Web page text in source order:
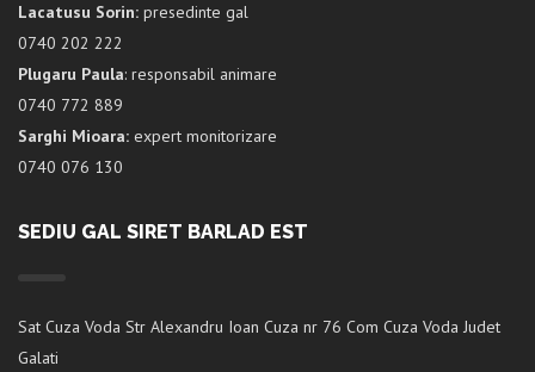
Lacatusu Sorin: presedinte gal
0740 202 222
Plugaru Paula: responsabil animare
0740 772 889
Sarghi Mioara: expert monitorizare
0740 076 130
SEDIU GAL SIRET BARLAD EST
Sat Cuza Voda Str Alexandru Ioan Cuza nr 76 Com Cuza Voda Judet
Galati